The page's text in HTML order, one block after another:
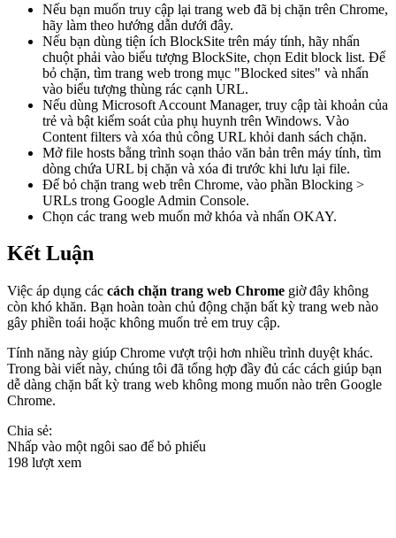
Nếu bạn muốn truy cập lại trang web đã bị chặn trên Chrome,
hãy làm theo hướng dẫn dưới đây.
Nếu bạn dùng tiện ích BlockSite trên máy tính, hãy nhấn
chuột phải vào biểu tượng BlockSite, chọn Edit block list. Để
bỏ chặn, tìm trang web trong mục "Blocked sites" và nhấn
vào biểu tượng thùng rác cạnh URL.
Nếu dùng Microsoft Account Manager, truy cập tài khoản của
trẻ và bật kiểm soát của phụ huynh trên Windows. Vào
Content filters và xóa thủ công URL khỏi danh sách chặn.
Mở file hosts bằng trình soạn thảo văn bản trên máy tính, tìm
dòng chứa URL bị chặn và xóa đi trước khi lưu lại file.
Để bỏ chặn trang web trên Chrome, vào phần Blocking >
URLs trong Google Admin Console.
Chọn các trang web muốn mở khóa và nhấn OKAY.
Kết Luận
Việc áp dụng các cách chặn trang web Chrome giờ đây không
còn khó khăn. Bạn hoàn toàn chủ động chặn bất kỳ trang web nào
gây phiền toái hoặc không muốn trẻ em truy cập.
Tính năng này giúp Chrome vượt trội hơn nhiều trình duyệt khác.
Trong bài viết này, chúng tôi đã tổng hợp đầy đủ các cách giúp bạn
dễ dàng chặn bất kỳ trang web không mong muốn nào trên Google
Chrome.
Chia sẻ:
Nhấp vào một ngôi sao để bỏ phiếu
198 lượt xem